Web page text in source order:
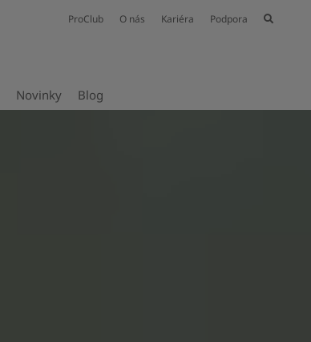
ProClub O nás Kariéra Podpora
Novinky Blog